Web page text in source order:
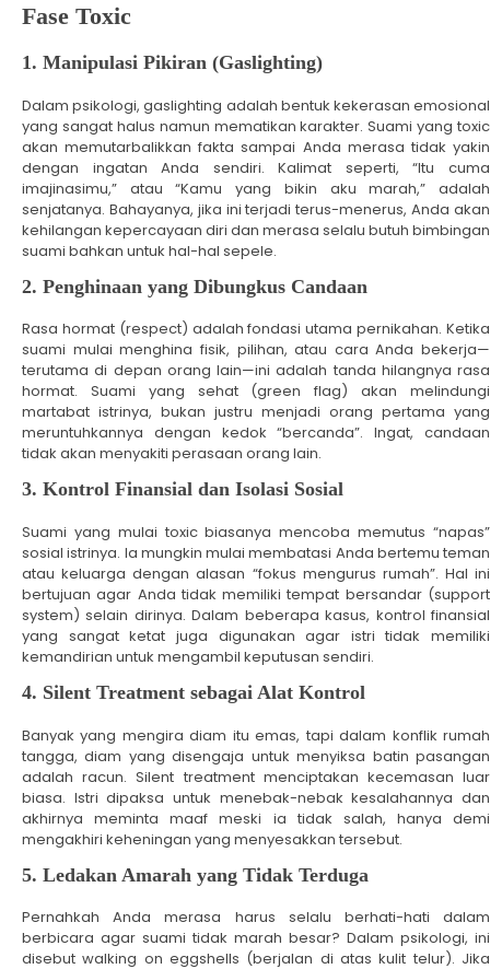
Fase Toxic
1. Manipulasi Pikiran (Gaslighting)
Dalam psikologi, gaslighting adalah bentuk kekerasan emosional
yang sangat halus namun mematikan karakter. Suami yang toxic
akan memutarbalikkan fakta sampai Anda merasa tidak yakin
dengan ingatan Anda sendiri. Kalimat seperti, “Itu cuma
imajinasimu,” atau “Kamu yang bikin aku marah,” adalah
senjatanya. Bahayanya, jika ini terjadi terus-menerus, Anda akan
kehilangan kepercayaan diri dan merasa selalu butuh bimbingan
suami bahkan untuk hal-hal sepele.
2. Penghinaan yang Dibungkus Candaan
Rasa hormat (respect) adalah fondasi utama pernikahan. Ketika
suami mulai menghina fisik, pilihan, atau cara Anda bekerja—
terutama di depan orang lain—ini adalah tanda hilangnya rasa
hormat. Suami yang sehat (green flag) akan melindungi
martabat istrinya, bukan justru menjadi orang pertama yang
meruntuhkannya dengan kedok “bercanda”. Ingat, candaan
tidak akan menyakiti perasaan orang lain.
3. Kontrol Finansial dan Isolasi Sosial
Suami yang mulai toxic biasanya mencoba memutus “napas”
sosial istrinya. Ia mungkin mulai membatasi Anda bertemu teman
atau keluarga dengan alasan “fokus mengurus rumah”. Hal ini
bertujuan agar Anda tidak memiliki tempat bersandar (support
system) selain dirinya. Dalam beberapa kasus, kontrol finansial
yang sangat ketat juga digunakan agar istri tidak memiliki
kemandirian untuk mengambil keputusan sendiri.
4. Silent Treatment sebagai Alat Kontrol
Banyak yang mengira diam itu emas, tapi dalam konflik rumah
tangga, diam yang disengaja untuk menyiksa batin pasangan
adalah racun. Silent treatment menciptakan kecemasan luar
biasa. Istri dipaksa untuk menebak-nebak kesalahannya dan
akhirnya meminta maaf meski ia tidak salah, hanya demi
mengakhiri keheningan yang menyesakkan tersebut.
5. Ledakan Amarah yang Tidak Terduga
Pernahkah Anda merasa harus selalu berhati-hati dalam
berbicara agar suami tidak marah besar? Dalam psikologi, ini
disebut walking on eggshells (berjalan di atas kulit telur). Jika